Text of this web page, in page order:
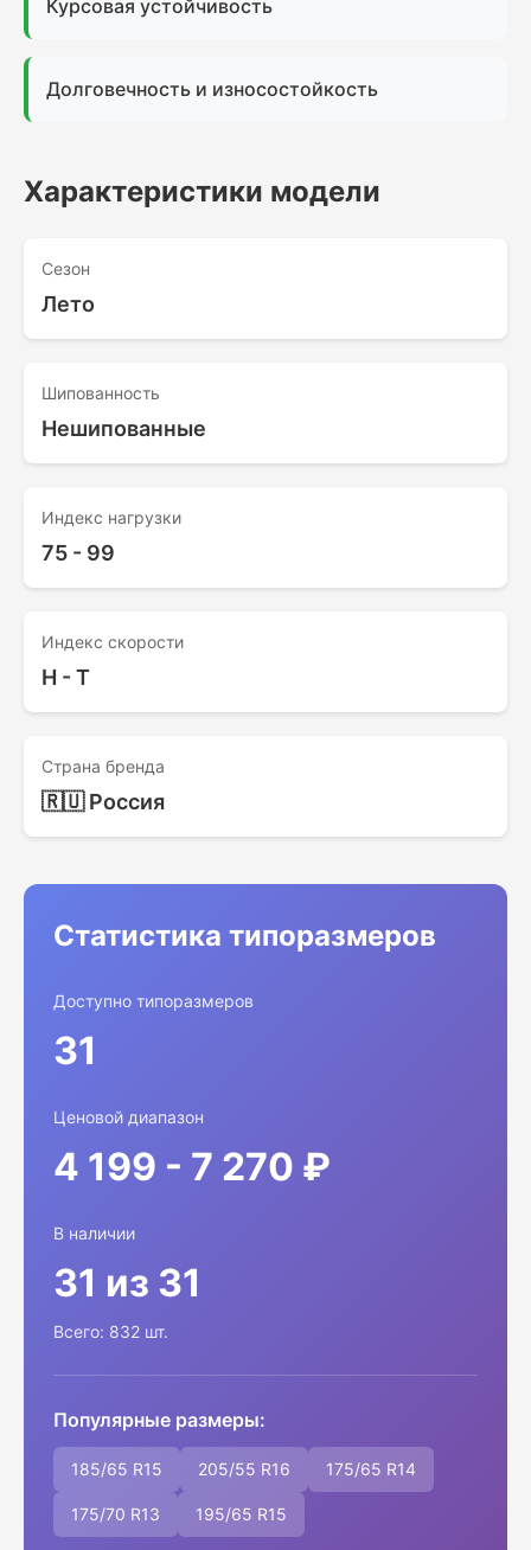
Курсовая устойчивость
Долговечность и износостойкость
Характеристики модели
Сезон
Лето
Шипованность
Нешипованные
Индекс нагрузки
75 - 99
Индекс скорости
H - T
Страна бренда
🇷🇺 Россия
Статистика типоразмеров
Доступно типоразмеров
31
Ценовой диапазон
4 199 - 7 270 ₽
В наличии
31 из 31
Всего: 832 шт.
Популярные размеры:
185/65 R15 205/55 R16 175/65 R14
175/70 R13 195/65 R15